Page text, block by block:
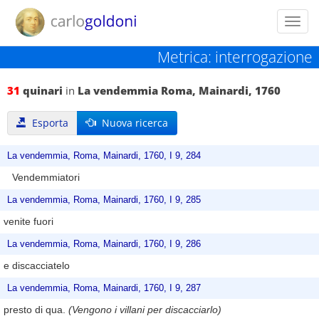
Metrica: interrogazione
31 quinari in La vendemmia Roma, Mainardi, 1760
Esporta Nuova ricerca
La vendemmia, Roma, Mainardi, 1760, I 9, 284
Vendemmiatori
La vendemmia, Roma, Mainardi, 1760, I 9, 285
venite fuori
La vendemmia, Roma, Mainardi, 1760, I 9, 286
e discacciatelo
La vendemmia, Roma, Mainardi, 1760, I 9, 287
presto di qua. (Vengono i villani per discacciarlo)